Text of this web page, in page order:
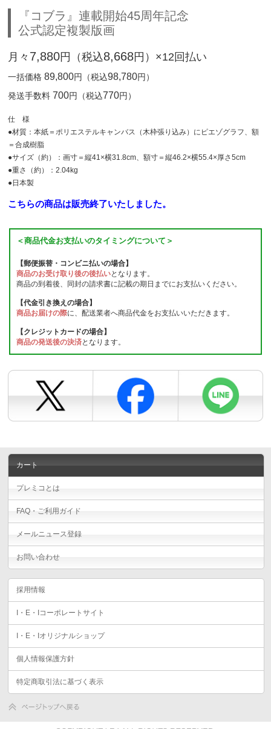
『コブラ』連載開始45周年記念
公式認定複製版画
月々 7,880円（税込8,668円）×12回払い
一括価格89,800円（税込98,780円）
発送手数料700円（税込770円）
仕 様
●材質：本紙＝ポリエステルキャンバス（木枠張り込み）にピエゾグラフ、額
＝合成樹脂
●サイズ（約）：画寸＝縦41×横31.8cm、額寸＝縦46.2×横55.4×厚さ5cm
●重さ（約）：2.04kg
●日本製
こちらの商品は販売終了いたしました。
＜商品代金お支払いのタイミングについて＞
【郵便振替・コンビニ払いの場合】
商品のお受け取り後の後払いとなります。
商品の到着後、同封の請求書に記載の期日までにお支払いください。
【代金引き換えの場合】
商品お届けの際に、配送業者へ商品代金をお支払いいただきます。
【クレジットカードの場合】
商品の発送後の決済となります。
カート
プレミコとは
FAQ・ご利用ガイド
メールニュース登録
お問い合わせ
採用情報
I・E・Iコーポレートサイト
I・E・Iオリジナルショップ
個人情報保護方針
特定商取引法に基づく表示